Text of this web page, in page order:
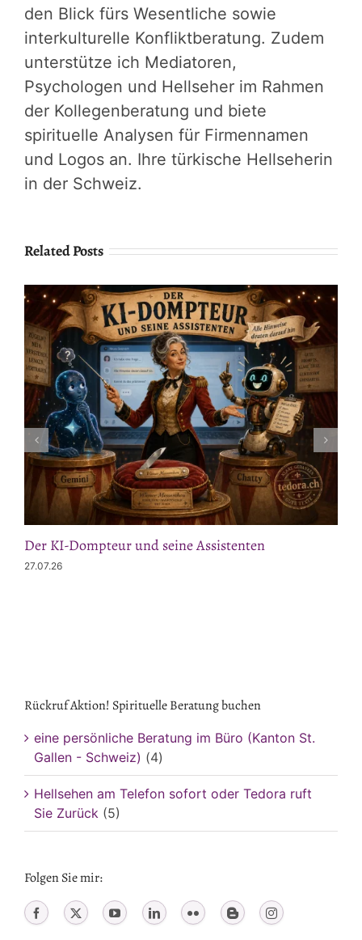
den Blick fürs Wesentliche sowie
interkulturelle Konfliktberatung. Zudem
unterstütze ich Mediatoren,
Psychologen und Hellseher im Rahmen
der Kollegenberatung und biete
spirituelle Analysen für Firmennamen
und Logos an. Ihre türkische Hellseherin
in der Schweiz.
Related Posts
Der KI-Dompteur und seine Assistenten
27.07.26
Rückruf Aktion! Spirituelle Beratung buchen
eine persönliche Beratung im Büro (Kanton St.
Gallen - Schweiz) (4)
Hellsehen am Telefon sofort oder Tedora ruft
Sie Zurück (5)
Folgen Sie mir: